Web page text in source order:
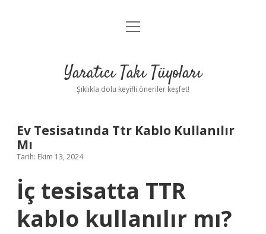
Anasayfa
Yasal Uyarı
menüyü
Yaratıcı Takı Tüyoları
Şıklıkla dolu keyifli öneriler keşfet!
Ev Tesisatında Ttr Kablo Kullanılır
Mı
Tarih: Ekim 13, 2024
İç tesisatta TTR
kablo kullanılır mı?